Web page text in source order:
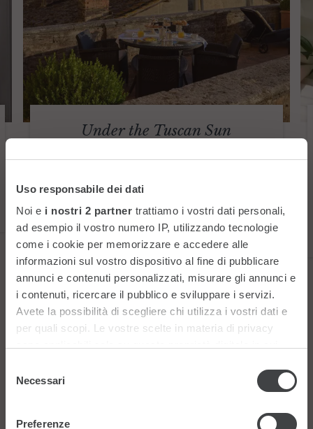
Uso responsabile dei dati
Noi e i nostri 2 partner trattiamo i vostri dati personali,
ad esempio il vostro numero IP, utilizzando tecnologie
come i cookie per memorizzare e accedere alle
informazioni sul vostro dispositivo al fine di pubblicare
annunci e contenuti personalizzati, misurare gli annunci e
i contenuti, ricercare il pubblico e sviluppare i servizi.
Avete la possibilità di scegliere chi utilizza i vostri dati e
per quali scopi. Le vostre scelte in materia di privacy
revocare il proprio consenso in qualsiasi momento dalla
Dichiarazione sui cookie o facendo clic sull'icona di
delNecessari
Preferenze
Under the Tuscan Sun
Per tutto il mese di settembre, scegli il tuo
soggiornando nelle strutture Starhotels
sul soggiorno con colazione inclusa e altri
benefit esclusivi.